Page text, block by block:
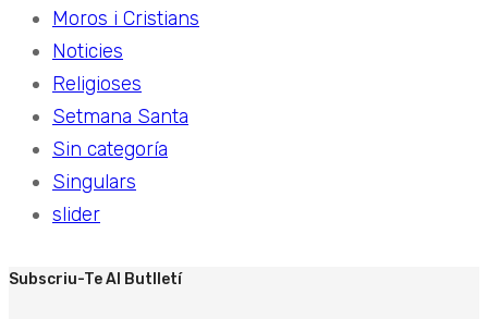
Moros i Cristians
Noticies
Religioses
Setmana Santa
Sin categoría
Singulars
slider
Subscriu-Te Al Butlletí